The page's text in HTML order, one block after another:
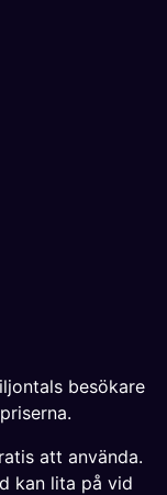
besökare
att använda.
kan lita på vid